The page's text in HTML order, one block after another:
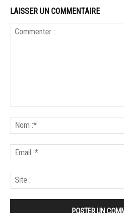
LAISSER UN COMMENTAIRE